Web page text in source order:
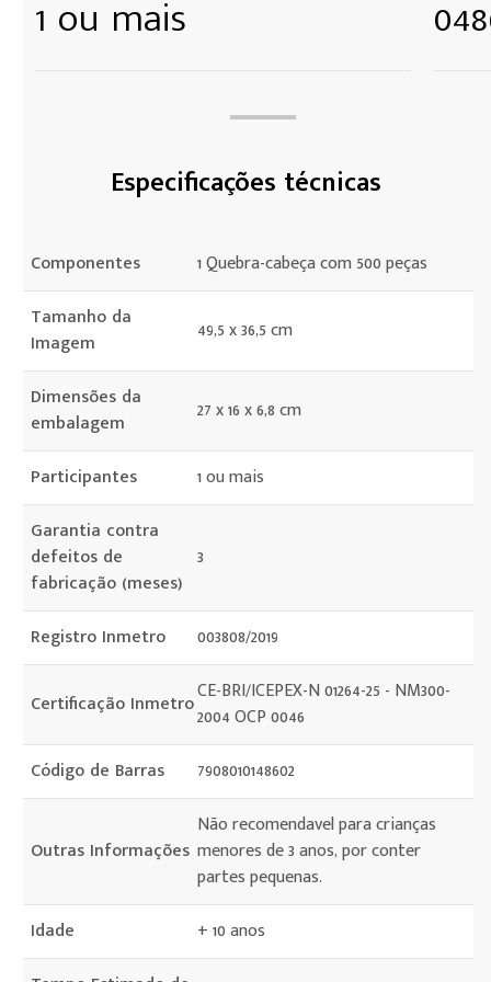
1 ou mais
Especificações técnicas
Componentes
1 Quebra-cabeça com 500 peças
Tamanho da
Imagem
49,5 x 36,5 cm
Dimensões da
embalagem
27 x 16 x 6,8 cm
Participantes
1 ou mais
Garantia contra
defeitos de
fabricação (meses)
3
Registro Inmetro 003808/2019
Certificação InmetroCE-BRI/ICEPEX-N 01264-25 - NM300-
2004 OCP 0046
Código de Barras
7908010148602
Outras Informações
Não recomendavel para crianças
menores de 3 anos, por conter
partes pequenas.
Idade
+ 10 anos